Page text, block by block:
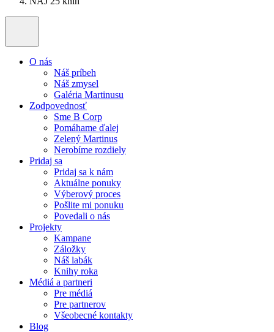
O nás
Náš príbeh
Náš zmysel
Galéria Martinusu
Zodpovednosť
Sme B Corp
Pomáhame ďalej
Zelený Martinus
Nerobíme rozdiely
Pridaj sa
Pridaj sa k nám
Aktuálne ponuky
Výberový proces
Pošlite mi ponuku
Povedali o nás
Projekty
Kampane
Záložky
Náš labák
Knihy roka
Médiá a partneri
Pre médiá
Pre partnerov
Všeobecné kontakty
Blog